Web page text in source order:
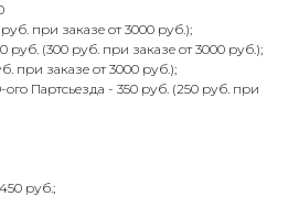
при заказе от 3000 руб.);
руб. (300 руб. при заказе от 3000 руб.);
при заказе от 3000 руб.);
Партсьезда - 350 руб. (250 руб. при
руб.;